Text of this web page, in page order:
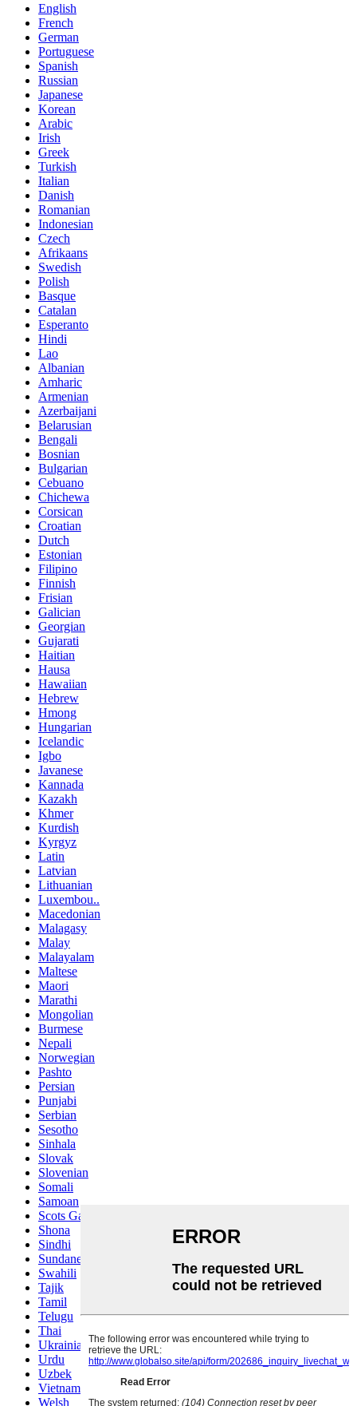
English
French
German
Portuguese
Spanish
Russian
Japanese
Korean
Arabic
Irish
Greek
Turkish
Italian
Danish
Romanian
Indonesian
Czech
Afrikaans
Swedish
Polish
Basque
Catalan
Esperanto
Hindi
Lao
Albanian
Amharic
Armenian
Azerbaijani
Belarusian
Bengali
Bosnian
Bulgarian
Cebuano
Chichewa
Corsican
Croatian
Dutch
Estonian
Filipino
Finnish
Frisian
Galician
Georgian
Gujarati
Haitian
Hausa
Hawaiian
Hebrew
Hmong
Hungarian
Icelandic
Igbo
Javanese
Kannada
Kazakh
Khmer
Kurdish
Kyrgyz
Latin
Latvian
Lithuanian
Luxembou..
Macedonian
Malagasy
Malay
Malayalam
Maltese
Maori
Marathi
Mongolian
Burmese
Nepali
Norwegian
Pashto
Persian
Punjabi
Serbian
Sesotho
Sinhala
Slovak
Slovenian
Somali
Samoan
Scots Gaelic
Shona
Sindhi
Sundanese
Swahili
Tajik
Tamil
Telugu
Thai
Ukrainian
Urdu
Uzbek
Vietnamese
Welsh